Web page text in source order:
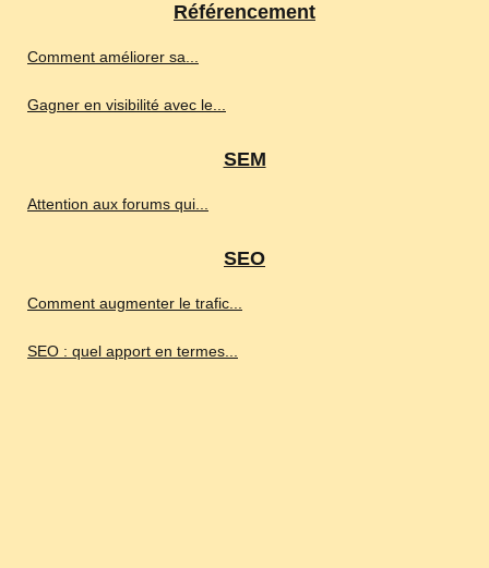
Référencement
Comment améliorer sa...
Gagner en visibilité avec le...
SEM
Attention aux forums qui...
SEO
Comment augmenter le trafic...
SEO : quel apport en termes...